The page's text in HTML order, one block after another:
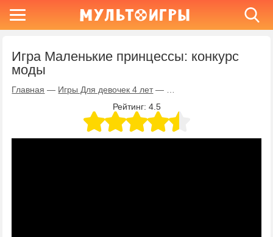
Игра Маленькие принцессы: конкурс
моды
Главная — Игры Для девочек 4 лет —
Рейтинг: 4.5